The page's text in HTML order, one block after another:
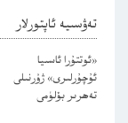
تەۋسىيە ئاپتورلار
«ئوتتۇرا ئاسىيا
ئۇچۇرلىرى» ژۇرنىلى
تەھرىر بۆلۈمى